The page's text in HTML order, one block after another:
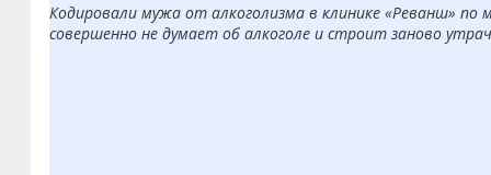
Кодировали мужа от алкоголизма в клинике «Реванш» по
совершенно не думает об алкоголе и строит заново